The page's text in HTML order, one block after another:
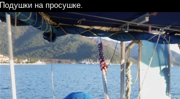
Подушки на просушке.